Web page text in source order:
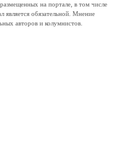
на портале, в том числе
является обязательной. Мнение
авторов и колумнистов.